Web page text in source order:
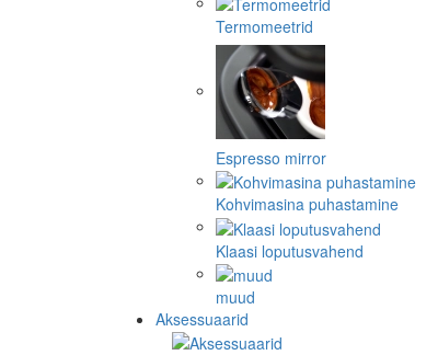
Termomeetrid
Espresso mirror
Kohvimasina puhastamine
Klaasi loputusvahend
muud
Aksessuaarid